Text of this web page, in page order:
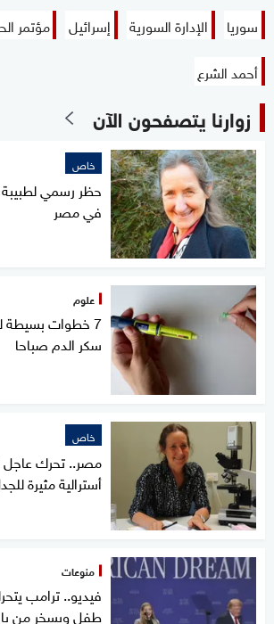
سوريا الإدارة السورية إسرائيل
مؤتمر
أحمد الشرع
زوارنا يتصفحون الآن
خاص
حظر رسمي لطبيبة
في مصر
علوم
7 خطوات بسيطة
سكر الدم صباحا
خاص
مصر.. تحرك عاجل
أسترالية مثيرة
منوعات
فيديو.. ترامب
طفل ويسخر من